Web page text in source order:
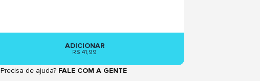
ADICIONAR
R$ 41,99
Precisa de ajuda? FALE COM A GENTE